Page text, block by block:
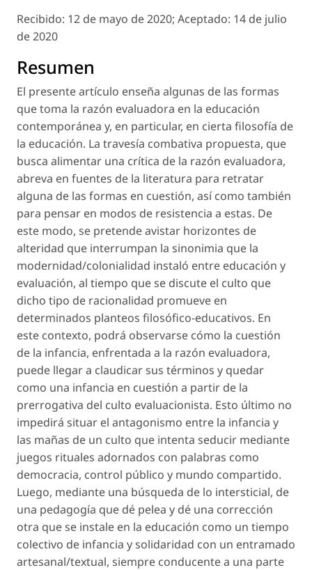
Recibido: 12 de mayo de 2020; Aceptado: 14 de julio
de 2020
Resumen
El presente artículo enseña algunas de las formas
que toma la razón evaluadora en la educación
contemporánea y, en particular, en cierta filosofía de
la educación. La travesía combativa propuesta, que
busca alimentar una crítica de la razón evaluadora,
abreva en fuentes de la literatura para retratar
alguna de las formas en cuestión, así como también
para pensar en modos de resistencia a estas. De
este modo, se pretende avistar horizontes de
alteridad que interrumpan la sinonimia que la
modernidad/colonialidad instaló entre educación y
evaluación, al tiempo que se discute el culto que
dicho tipo de racionalidad promueve en
determinados planteos filosófico-educativos. En
este contexto, podrá observarse cómo la cuestión
de la infancia, enfrentada a la razón evaluadora,
puede llegar a claudicar sus términos y quedar
como una infancia en cuestión a partir de la
prerrogativa del culto evaluacionista. Esto último no
impedirá situar el antagonismo entre la infancia y
las mañas de un culto que intenta seducir mediante
juegos rituales adornados con palabras como
democracia, control público y mundo compartido.
Luego, mediante una búsqueda de lo intersticial, de
una pedagogía que dé pelea y dé una corrección
otra que se instale en la educación como un tiempo
colectivo de infancia y solidaridad con un entramado
artesanal/textual, siempre conducente a una parte